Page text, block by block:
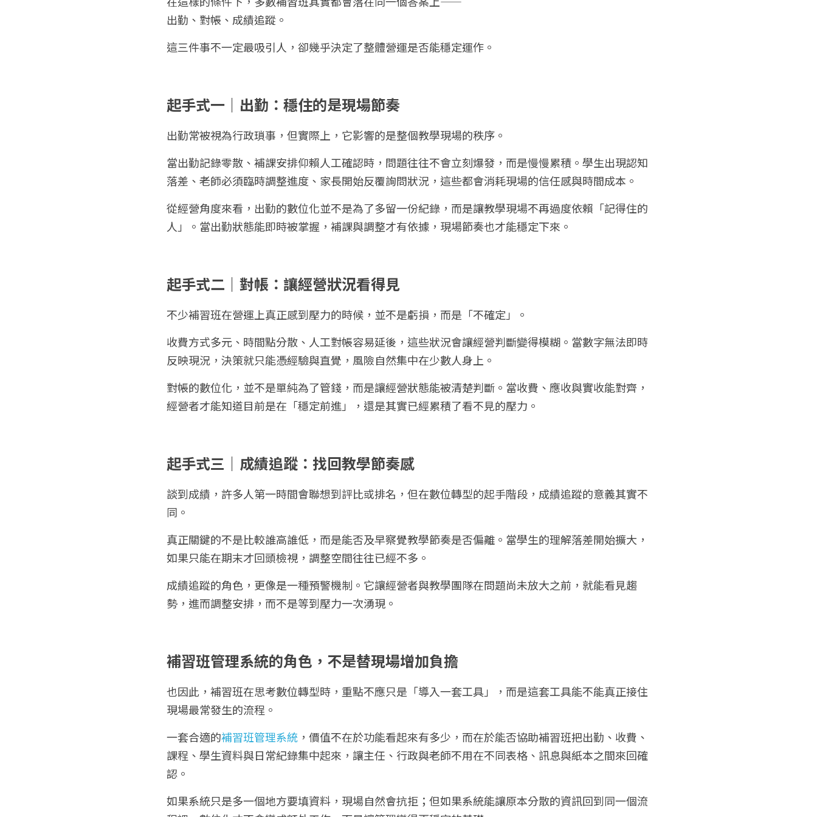
出勤、對帳、成績追蹤。
這三件事不一定最吸引人，卻幾乎決定了整體營運是否能穩定運作。
起手式一｜出勤：穩住的是現場節奏
出勤常被視為行政瑣事，但實際上，它影響的是整個教學現場的秩序。
當出勤記錄零散、補課安排仰賴人工確認時，問題往往不會立刻爆發，而是慢慢累積。學生出現認知
落差、老師必須臨時調整進度、家長開始反覆詢問狀況，這些都會消耗現場的信任感與時間成本。
從經營角度來看，出勤的數位化並不是為了多留一份紀錄，而是讓教學現場不再過度依賴「記得住的
人」。當出勤狀態能即時被掌握，補課與調整才有依據，現場節奏也才能穩定下來。
起手式二｜對帳：讓經營狀況看得見
不少補習班在營運上真正感到壓力的時候，並不是虧損，而是「不確定」。
收費方式多元、時間點分散、人工對帳容易延後，這些狀況會讓經營判斷變得模糊。當數字無法即時
反映現況，決策就只能憑經驗與直覺，風險自然集中在少數人身上。
對帳的數位化，並不是單純為了管錢，而是讓經營狀態能被清楚判斷。當收費、應收與實收能對齊，
經營者才能知道目前是在「穩定前進」，還是其實已經累積了看不見的壓力。
起手式三｜成績追蹤：找回教學節奏感
談到成績，許多人第一時間會聯想到評比或排名，但在數位轉型的起手階段，成績追蹤的意義其實不
同。
真正關鍵的不是比較誰高誰低，而是能否及早察覺教學節奏是否偏離。當學生的理解落差開始擴大，
如果只能在期末才回頭檢視，調整空間往往已經不多。
成績追蹤的角色，更像是一種預警機制。它讓經營者與教學團隊在問題尚未放大之前，就能看見趨
勢，進而調整安排，而不是等到壓力一次湧現。
補習班管理系統的角色，不是替現場增加負擔
也因此，補習班在思考數位轉型時，重點不應只是「導入一套工具」，而是這套工具能不能真正接住
現場最常發生的流程。
一套合適的補習班管理系統 ，價值不在於功能看起來有多少，而在於能否協助補習班把出勤、收費、
課程、學生資料與日常紀錄集中起來，讓主任、行政與老師不用在不同表格、訊息與紙本之間來回確
認。
如果系統只是多一個地方要填資料，現場自然會抗拒；但如果系統能讓原本分散的資訊回到同一個流